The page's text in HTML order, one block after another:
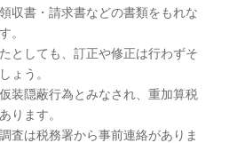
収書・請求書などの書類をもれな
。
としても、訂正や修正は行わずそ
ょう。
装隠蔽行為とみなされ、重加算税
ります。
査は税務署から事前連絡がありま